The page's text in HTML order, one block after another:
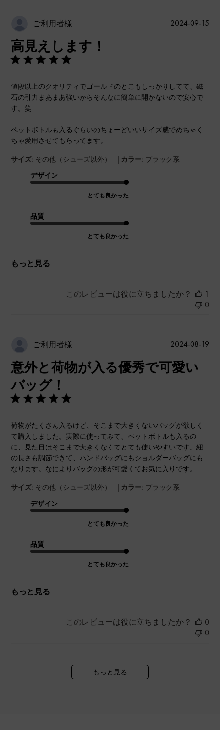
ご利用者様
高見えします！
値段以上のクオリティでゴールドのとこもしっかりしてて、磁
石の引力まあまあ強いからそんなに簡単に開かないので安心で
す。笑
ペットボトルも入るぐらいのちょーどいいサイズ感でめちゃく
ちゃ愛用させてもらってます。
サイズ: その他（シューズ以外） | カラー: ブラック系
デザイン
とても良かった
品質
とても良かった
もっと見る
公
2024-09-15
このレビューは役に立ちましたか？
1
0
ご利用者様
意外と荷物が入る優秀で可愛い
バッグ！
荷物がたくさん入るけど、そこまで大きくないバッグが欲しく
て購入しました。実際に使ってみて、ペットボトルも入るの
に、見た目はそこまで大きくなくてとても使いやすいです。紐
の長さも調節できて、ハンドバッグにもショルダーバッグにも
なります。なによりバッグの形が可愛くてお気に入りです。
サイズ: その他（シューズ以外） | カラー: ブラック系
デザイン
とても良かった
品質
とても良かった
もっと見る
公
2024-08-19
このレビューは役に立ちましたか？
0
0
もっと見る